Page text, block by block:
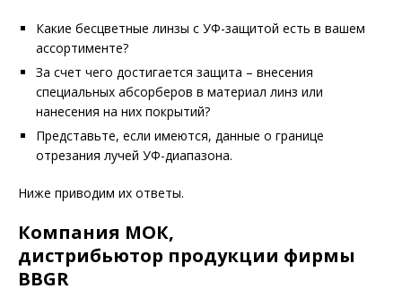
Какие бесцветные линзы с УФ-защитой есть в вашем
ассортименте?
За счет чего достигается защита – внесения
специальных абсорберов в материал линз или
нанесения на них покрытий?
Представьте, если имеются, данные о границе
отрезания лучей УФ-диапазона.
Ниже приводим их ответы.
Компания МОК,
дистрибьютор продукции фирмы
BBGR